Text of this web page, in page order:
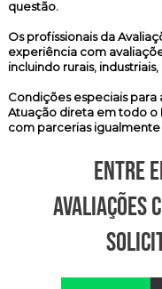
questão.
Os profissionais da
experiência com
incluindo rurais,
Condições especiais para
Atuação direta em todo o
com parcerias
ENTRE
AVALIAÇÕES